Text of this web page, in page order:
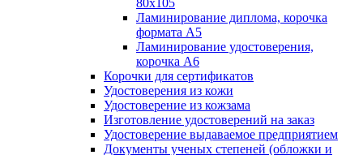
80х105
Ламинирование диплома, корочка
формата А5
Ламинирование удостоверения,
корочка А6
Корочки для сертификатов
Удостоверения из кожи
Удостоверение из кожзама
Изготовление удостоверений на заказ
Удостоверение выдаваемое предприятием
Документы ученых степеней (обложки и